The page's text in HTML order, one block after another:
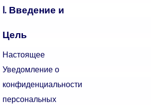
I. Введение и
Цель
Настоящее
Уведомление о
конфиденциальности
персональных